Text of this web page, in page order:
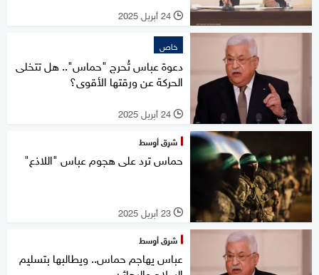
l 24 أبريل 2025
خاص
دعوة عباس تُحرج "حماس".. هل تتخلى
الحركة عن ورقتها الأقوى؟
l 24 أبريل 2025
شرق أوسط
حماس ترد على هجوم عباس "اللاذع"
l 23 أبريل 2025
شرق أوسط
عباس يهاجم حماس.. ويطالبها بتسليم